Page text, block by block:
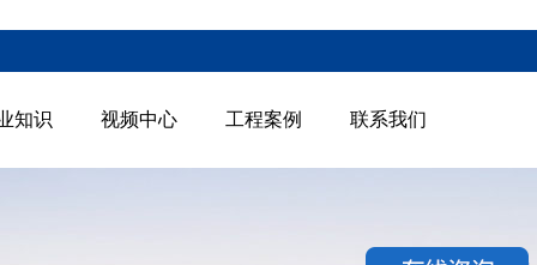
知识 视频中心 工程案例 联系我们